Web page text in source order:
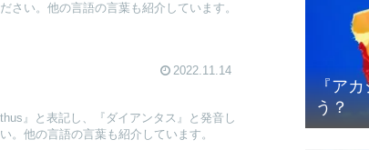
さい。他の言語の言葉も紹介しています。
2022.11.14
』と表記し、『ダイアンタス』と発音し
。他の言語の言葉も紹介しています。
『ア
う？